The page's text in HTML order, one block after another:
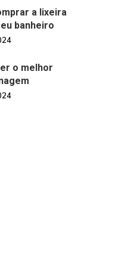
a lixeira
banheiro
o melhor